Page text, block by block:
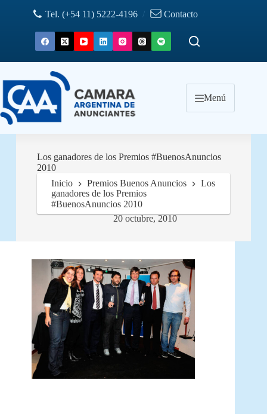
Tel. (+54 11) 5222-4196 / Contacto
Menú
Los ganadores de los Premios #BuenosAnuncios
2010
20 octubre, 2010
Inicio Premios Buenos Anuncios
Los
ganadores de los Premios
#BuenosAnuncios 2010